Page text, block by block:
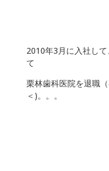
2010年3月に入社し
て
栗林歯科医院を退職
＜)。。。